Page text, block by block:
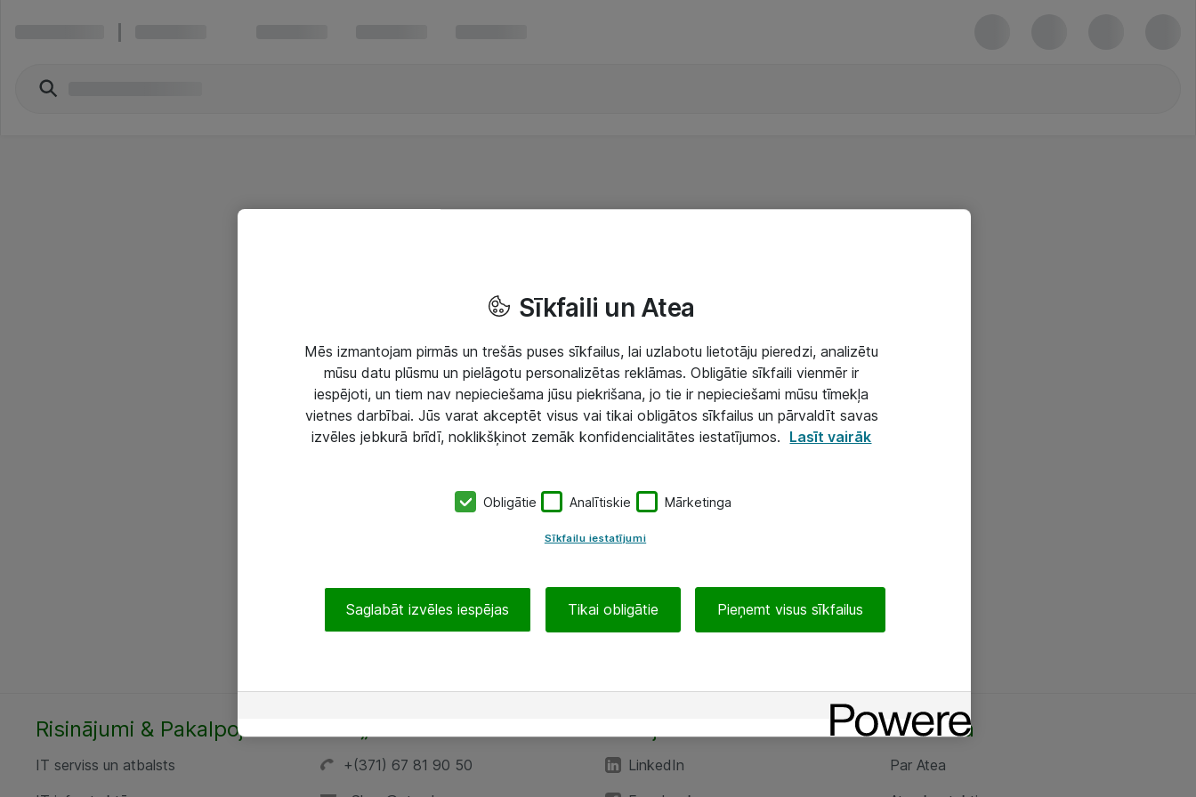
Risinājumi & Pakalpojumi
IT serviss un atbalsts
+(371) 67 81 90 50
LinkedIn
Par Atea
Par Atea
Sīkfaili un Atea
Mēs izmantojam pirmās un trešās puses sīkfailus, lai uzlabotu lietotāju pieredzi, analizētu
mūsu datu plūsmu un pielāgotu personalizētas reklāmas. Obligātie sīkfaili vienmēr ir
iespējoti, un tiem nav nepieciešama jūsu piekrišana, jo tie ir nepieciešami mūsu tīmekļa
vietnes darbībai. Jūs varat akceptēt visus vai tikai obligātos sīkfailus un pārvaldīt savas
izvēles jebkurā brīdī, noklikšķinot zemāk konfidencialitātes iestatījumos. Lasīt vairāk
Obligātie Analītiskie Mārketinga
Sīkfailu iestatījumi
Saglabāt izvēles iespējas Tikai obligātie Pieņemt visus sīkfailus